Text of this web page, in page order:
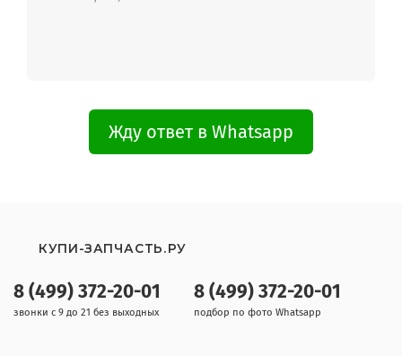
Жду ответ в Whatsapp
8 (499) 372-20-01
звонки с 9 до 21 без выходных
8 (499) 372-20-01
подбор по фото Whatsapp
КУПИ-ЗАПЧАСТЬ.РУ